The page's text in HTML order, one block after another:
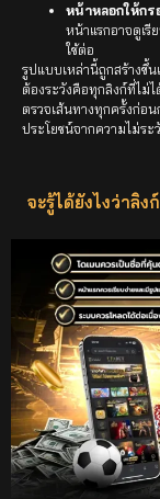
หน้าหลอกให้กร
หน้าแรกอาจดูเรี
ใช้ต่อ
รูปแบบเหล่านี้ถูกสร้างขึ้
ต้องระวังคือทุกลิงก์ที่ไม่
ตรวจเส้นทางทุกครั้งก่อ
ประโยชน์จากความไม่ระวั
จะรู้ได้ยังไงว่าลิ